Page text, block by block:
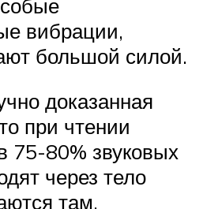
вибрации,
большой силой.
доказанная
при чтении
75-80% звуковых
через тело
там.